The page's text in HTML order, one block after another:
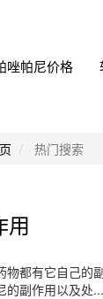
唑帕尼价格
热门搜索
用
都有它自己的
的副作用以及处